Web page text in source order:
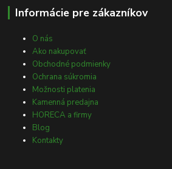
Informácie pre zákazníkov
O nás
Ako nakupovať
Obchodné podmienky
Ochrana súkromia
Možnosti platenia
Kamenná predajna
HORECA a firmy
Blog
Kontakty